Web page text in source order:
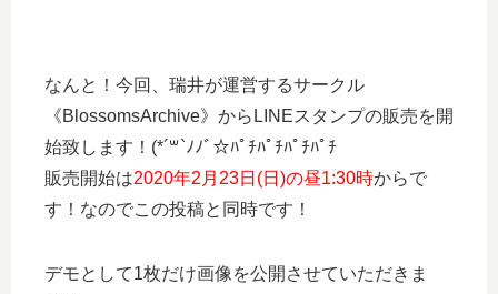
なんと！今回、瑞井が運営するサークル
《BlossomsArchive》からLINEスタンプの販売を開
始致します！(*´꒳`ﾉﾉﾞ☆ﾊﾟﾁﾊﾟﾁﾊﾟﾁﾊﾟﾁ
販売開始は2020年2月23日(日)の昼1:30時からで
す！なのでこの投稿と同時です！
デモとして1枚だけ画像を公開させていただきま